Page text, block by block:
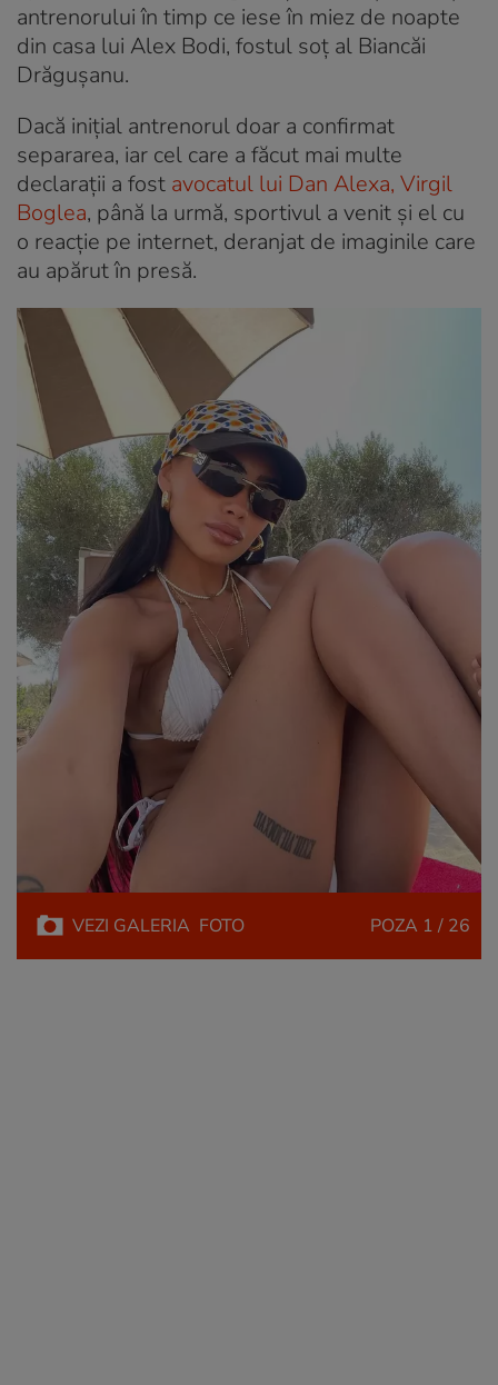
antrenorului în timp ce iese în miez de noapte
din casa lui Alex Bodi, fostul soț al Biancăi
Drăgușanu.
Dacă inițial antrenorul doar a confirmat
separarea, iar cel care a făcut mai multe
declarații a fost avocatul lui Dan Alexa, Virgil
Boglea, până la urmă, sportivul a venit și el cu
o reacție pe internet, deranjat de imaginile care
au apărut în presă.
VEZI GALERIA FOTO POZA 1 / 26